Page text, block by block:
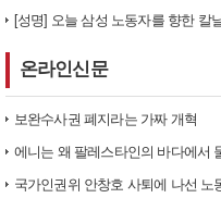
온라인신문
보완수사권 폐지라는 가짜 개혁